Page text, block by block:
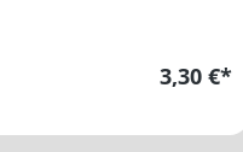
3,30 €*